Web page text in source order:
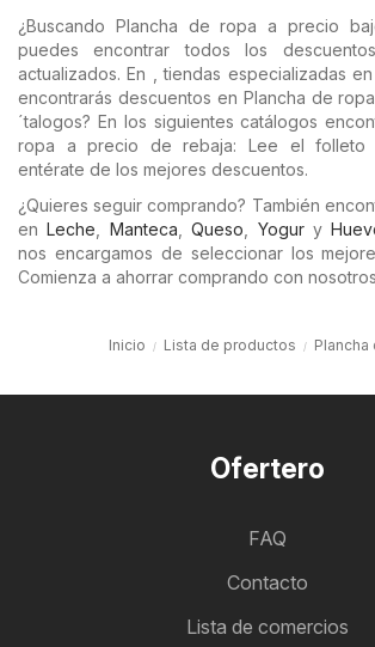
¿Buscando Plancha de ropa a precio
puedes encontrar todos los
actualizados. En , tiendas especializadas
encontrarás descuentos en Plancha de
´talogos? En los siguientes catálogos
ropa a precio de rebaja: Lee el folleto
entérate de los mejores descuentos.
¿Quieres seguir comprando? También
enLeche Manteca ,Queso Yogury
nos encargamos de seleccionar los
Comienza a ahorrar comprando con
Inicio Lista de productos Plancha
Ofertero
FAQ
Contacto
Lista de comercios